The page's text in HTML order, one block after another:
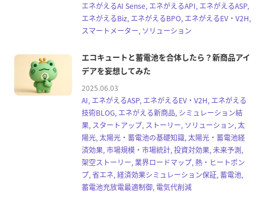
エネがえるAI Sense, エネがえるAPI, エネがえるASP,
エネがえるBiz, エネがえるBPO, エネがえるEV・V2H,
スマートメーター, ソリューション
エコキュートと蓄電池を合体したら？新商品アイ
デアを妄想してみた
2025.06.03
AI, エネがえるASP, エネがえるEV・V2H, エネがえる
技術BLOG, エネがえる新商品, シミュレーション結
果, スタートアップ, ストーリー, ソリューション, 太
陽光, 太陽光・蓄電池の基礎知識, 太陽光・蓄電池経
済効果, 市場規模・市場統計, 投資対効果, 未来予測,
架空ストーリー, 業界ロードマップ, 熱・ヒートポン
プ, 省エネ, 経済効果シミュレーション保証, 蓄電池,
蓄電池充放電最適制御, 電気代削減